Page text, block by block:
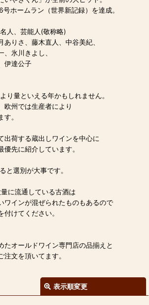
ホームラン（世界新記録）を達成。
人、芸能人(敬称略)
ありさ、藤木直人、中谷美紀、
氷川きよし、
伊達公子
り量といえる年かもしれません。
欧州では生産者により
。
出荷する蔵出しワインを中心に
先に紹介しています。
と選別が大事です。
に流通している古酒は
ワインが混ぜられたものもあるので
けてください。
たオールドワイン専門店の品揃えと
文を頂いてます。
表示順変更